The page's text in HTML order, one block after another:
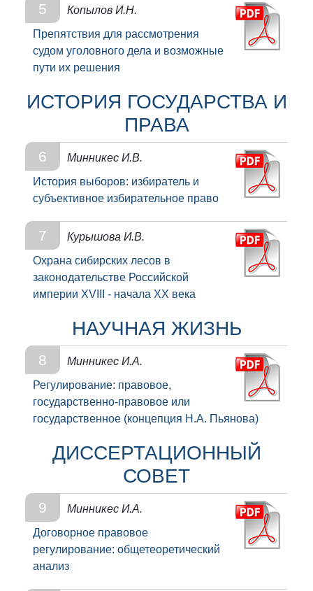
5
Копылов И.Н.
Препятствия для рассмотрения
судом уголовного дела и возможные
пути их решения
ИСТОРИЯ ГОСУДАРСТВА И
ПРАВА
6
Минникес И.В.
История выборов: избиратель и
субъективное избирательное право
7
Курышова И.В.
Охрана сибирских лесов в
законодательстве Российской
империи XVIII - начала XX века
НАУЧНАЯ ЖИЗНЬ
8
Минникес И.А.
Регулирование: правовое,
государственно-правовое или
государственное (концепция Н.А. Пьянова)
ДИССЕРТАЦИОННЫЙ
СОВЕТ
9
Минникес И.А.
Договорное правовое
регулирование: общетеоретический
анализ